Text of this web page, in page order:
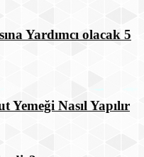
Yardımcı olacak 5
Nasıl Yapılır